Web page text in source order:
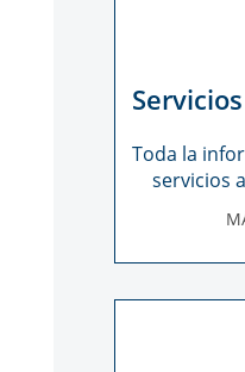
Toda la
servicios